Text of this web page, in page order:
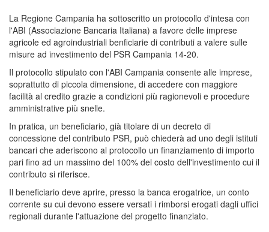
La Regione Campania ha sottoscritto un protocollo d'intesa con
l'ABI (Associazione Bancaria Italiana) a favore delle imprese
agricole ed agroindustriali benficiarie di contributi a valere sulle
misure ad investimento del PSR Campania 14-20.
Il protocollo stipulato con l'ABI Campania consente alle imprese,
soprattutto di piccola dimensione, di accedere con maggiore
facilità al credito grazie a condizioni più ragionevoli e procedure
amministrative più snelle.
In pratica, un beneficiario, già titolare di un decreto di
concessione del contributo PSR, può chiederà ad uno degli istituti
bancari che aderiscono al protocollo un finanziamento di importo
pari fino ad un massimo del 100% del costo dell'investimento cui il
contributo si riferisce.
Il beneficiario deve aprire, presso la banca erogatrice, un conto
corrente su cui devono essere versati i rimborsi erogati dagli uffici
regionali durante l'attuazione del progetto finanziato.